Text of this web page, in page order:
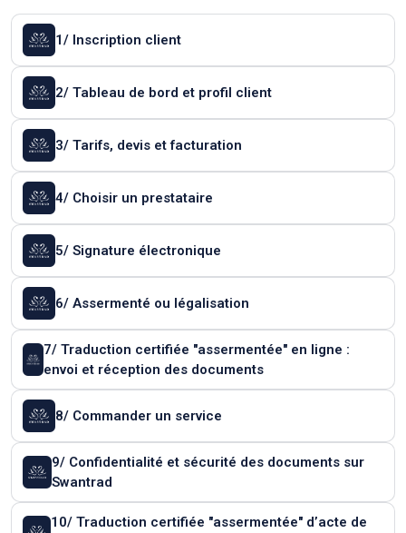
1/ Inscription client
2/ Tableau de bord et profil client
3/ Tarifs, devis et facturation
4/ Choisir un prestataire
5/ Signature électronique
6/ Assermenté ou légalisation
7/ Traduction certifiée "assermentée" en ligne :
envoi et réception des documents
8/ Commander un service
9/ Confidentialité et sécurité des documents sur
Swantrad
10/ Traduction certifiée "assermentée" d’acte de